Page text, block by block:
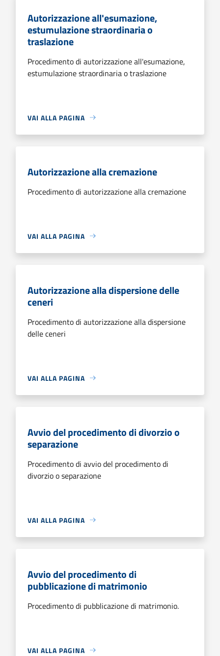
Autorizzazione all'esumazione,
estumulazione straordinaria o
traslazione
Procedimento di autorizzazione all'esumazione,
estumulazione straordinaria o traslazione
VAI ALLA PAGINA
Autorizzazione alla cremazione
Procedimento di autorizzazione alla cremazione
VAI ALLA PAGINA
Autorizzazione alla dispersione delle
ceneri
Procedimento di autorizzazione alla dispersione
delle ceneri
VAI ALLA PAGINA
Avvio del procedimento di divorzio o
separazione
Procedimento di avvio del procedimento di
divorzio o separazione
VAI ALLA PAGINA
Avvio del procedimento di
pubblicazione di matrimonio
Procedimento di pubblicazione di matrimonio.
VAI ALLA PAGINA